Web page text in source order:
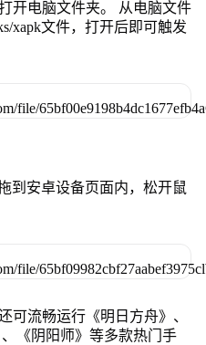
开电脑文件夹。 从电脑文件
xapk文件，打开后即可触发
到安卓设备页面内，松开鼠
可流畅运行《明日方舟》、
《阴阳师》等多款热门手